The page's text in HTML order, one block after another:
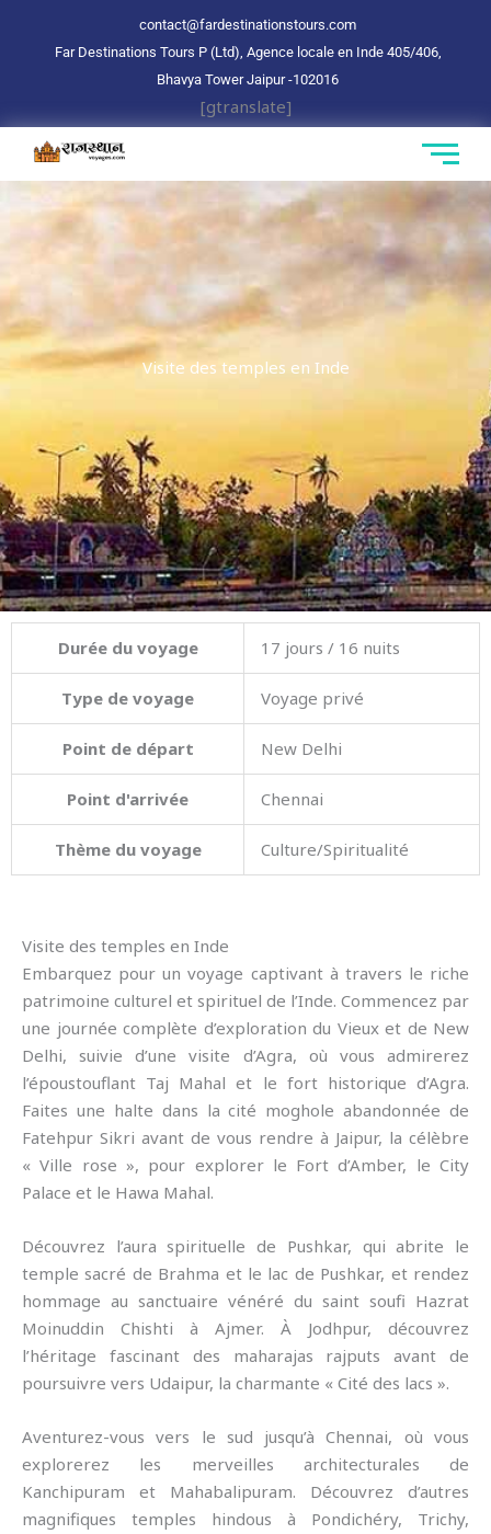
contact@fardestinationstours.com
Far Destinations Tours P (Ltd), Agence locale en Inde 405/406,
Bhavya Tower Jaipur-102016
[gtranslate]
Visite des temples en Inde
Durée du voyage 17 jours / 16 nuits
Type de voyage Voyage privé
Point de départ New Delhi
Point d'arrivée Chennai
Thème du voyage Culture/Spiritualité
Visite des temples en Inde
Embarquez pour un voyage captivant à travers le riche
patrimoine culturel et spirituel de l’Inde. Commencez par
une journée complète d’exploration du Vieux et de New
Delhi, suivie d’une visite d’Agra, où vous admirerez
l’époustouflant Taj Mahal et le fort historique d’Agra.
Faites une halte dans la cité moghole abandonnée de
Fatehpur Sikri avant de vous rendre à Jaipur, la célèbre
« Ville rose », pour explorer le Fort d’Amber, le City
Palace et le Hawa Mahal.
Découvrez l’aura spirituelle de Pushkar, qui abrite le
temple sacré de Brahma et le lac de Pushkar, et rendez
hommage au sanctuaire vénéré du saint soufi Hazrat
Moinuddin Chishti à Ajmer. À Jodhpur, découvrez
l’héritage fascinant des maharajas rajputs avant de
poursuivre vers Udaipur, la charmante « Cité des lacs ».
Aventurez-vous vers le sud jusqu’à Chennai, où vous
explorerez les merveilles architecturales de
Kanchipuram et Mahabalipuram. Découvrez d’autres
magnifiques temples hindous à Pondichéry, Trichy,